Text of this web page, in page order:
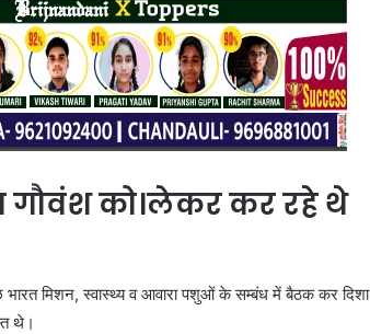
गौवंश को।लेकर कर रहे थे
भारत मिशन, स्वास्थ्य व आवारा पशुओं के सम्बंध में बैठक कर दिशा
थे।